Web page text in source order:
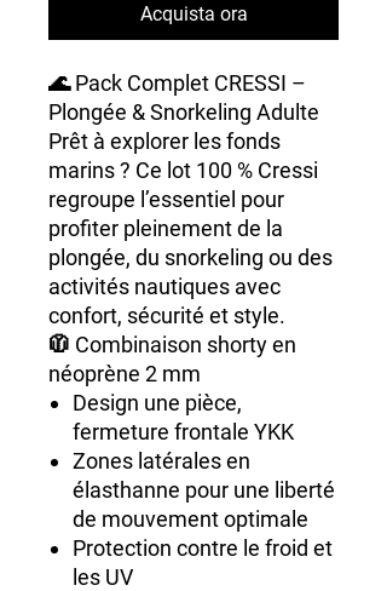
Acquista ora
🌊Pack Complet CRESSI –
Plongée & Snorkeling Adulte
Prêt à explorer les fonds
marins ? Ce lot 100 % Cressi
regroupe l’essentiel pour
profiter pleinement de la
plongée, du snorkeling ou des
activités nautiques avec
confort, sécurité et style.
🧥 Combinaison shorty en
néoprène 2 mm
Design une pièce,
fermeture frontale YKK
Zones latérales en
élasthanne pour une liberté
de mouvement optimale
Protection contre le froid et
les UV